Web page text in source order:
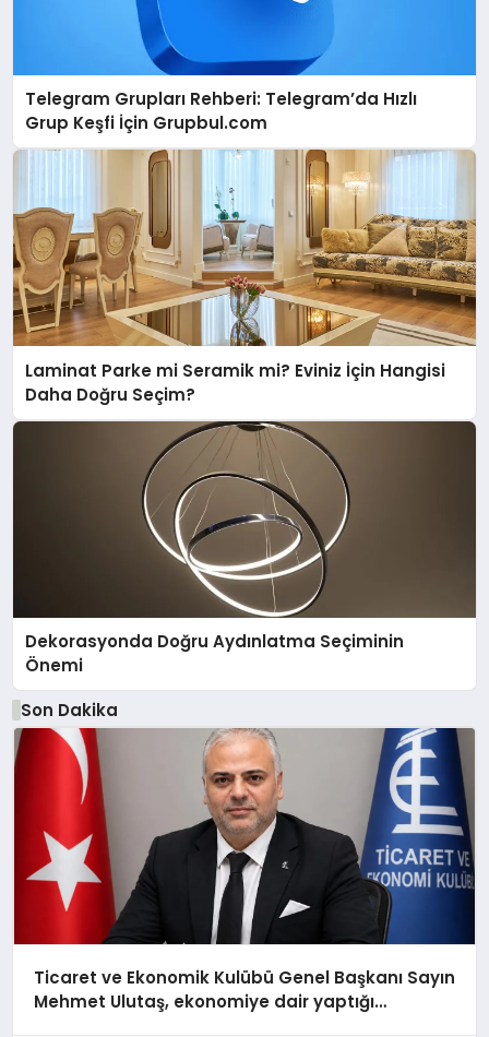
Telegram Grupları Rehberi: Telegram’da Hızlı
Grup Keşfi İçin Grupbul.com
Laminat Parke mi Seramik mi? Eviniz İçin Hangisi
Daha Doğru Seçim?
Dekorasyonda Doğru Aydınlatma Seçiminin
Önemi
Son Dakika
Ticaret ve Ekonomik Kulübü Genel Başkanı Sayın
Mehmet Ulutaş, ekonomiye dair yaptığı